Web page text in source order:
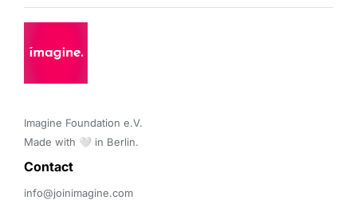
Imagine Foundation e.V.
Made with 🤍 in Berlin.
Contact
info@joinimagine.com